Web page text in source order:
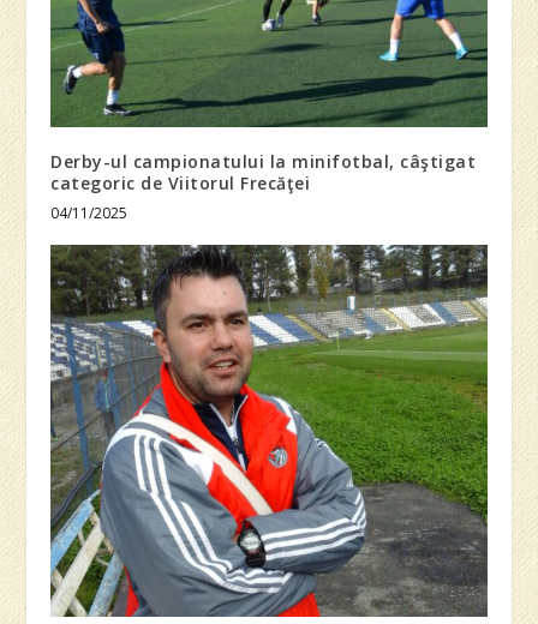
Derby-ul campionatului la minifotbal, câştigat
categoric de Viitorul Frecăţei
04/11/2025